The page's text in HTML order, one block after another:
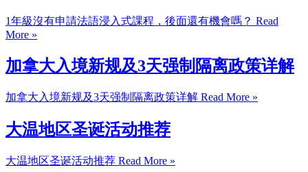
1年級沒有申請法語浸入式課程，後面還有機會嗎？ Read
More »
加拿大入境新规及3天强制隔离政策详解
加拿大入境新规及3天强制隔离政策详解 Read More »
大温地区圣诞活动推荐
大温地区圣诞活动推荐 Read More »